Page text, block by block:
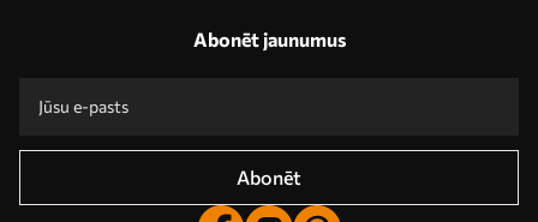
Abonēt jaunumus
Abonēt